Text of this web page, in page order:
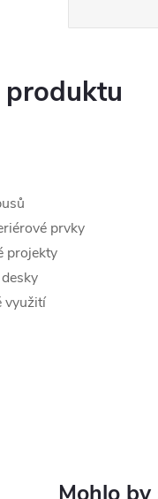
prvky
projekty
využití